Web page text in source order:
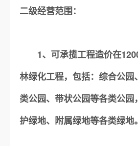
二级经营范围：
1、可承揽工程造价在
林绿化工程，包括：综合公园
类公园、带状公园等各类公园
护绿地、附属绿地等各类绿地。